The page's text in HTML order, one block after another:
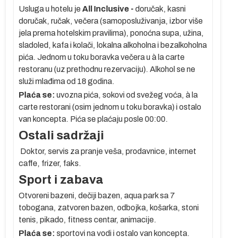
Usluga u hotelu jeAll Inclusive - doručak, kasni
doručak, ručak, večera (samoposluživanja, izbor više
jela prema hotelskim pravilima), ponoćna supa, užina,
sladoled, kafa i kolači, lokalna alkoholna i bezalkoholna
pića. Jednom u toku boravka večera u à la carte
restoranu (uz prethodnu rezervaciju). Alkohol se ne
služi mlađima od 18 godina.
Plaća se: uvozna pića, sokovi od svežeg voća, à la
carte restorani (osim jednom u toku boravka) i ostalo
van koncepta. Pića se plaćaju posle 00:00.
Ostali sadržaji
Doktor, servis za pranje veša, prodavnice, internet
caffe, frizer, faks.
Sport i zabava
Otvoreni bazeni, dečiji bazen, aqua park sa 7
tobogana, zatvoren bazen, odbojka, košarka, stoni
tenis, pikado, fitness centar, animacije.
Plaća se: sportovi na vodi i ostalo van koncepta.